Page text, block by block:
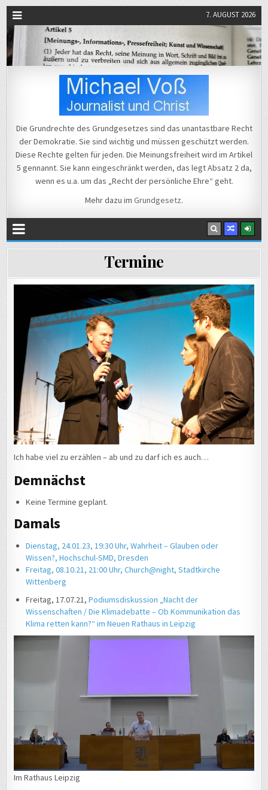
7. AUGUST 2026
Michael Voß
Die Grundrechte des Grundgesetzes sind das unantastbare Recht
der Demokratie. Sie sind wichtig und müssen geschützt werden.
Diese Rechte gelten für jeden. Die Meinungsfreiheit wird im Artikel
5 gennannt. Sie kann eingeschränkt werden, das legt Absatz 2 da,
wenn es u.a. um das „Recht der persönliche Ehre“ geht.
Mehr dazu im Grundgesetz.
Termine
Ich habe viel zu erzählen – ab und zu darf ich es auch…
Demnächst
Keine Termine geplant.
Damals
Dienstag, 24.01.23, 19:30 Uhr, Wahrheit – Glauben oder
Wissen?, Hochschul-SMD, Dresden
Freitag, 08.10.21, 21:00 Uhr, Church@night, Stadtkirche
Wittenberg
Freitag, 17.07.21, Podiumsdiskussion „Nacht der
Wissenschaften / Die Klimadebatte – Ob Kommunikation das
Klima retten kann?“ im Neuen Rathaus in Leipzig
Im Rathaus Leipzig